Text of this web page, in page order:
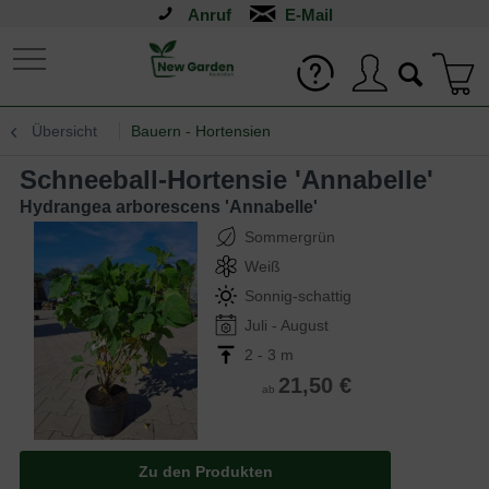
Anruf
Übersicht Bauern - Hortensien
Schneeball-Hortensie 'Annabelle'
Hydrangea arborescens 'Annabelle'
Sommergrün
Weiß
Sonnig-schattig
Juli - August
2 - 3 m
ab 21,50 €
Zu den Produkten